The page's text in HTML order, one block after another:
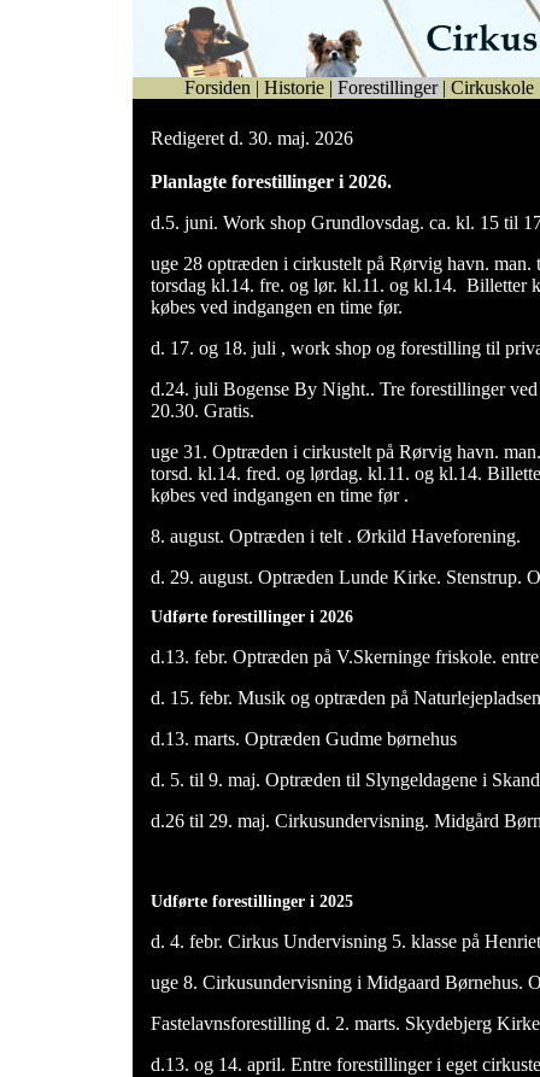
Forsiden | Historie | Forestillinger | Cirkuskole
Redigeret d. 30. maj. 2026
Planlagte forestillinger i 2026.
d.5. juni. Work shop Grundlovsdag. ca. kl. 15 til
uge 28 optræden i cirkustelt på Rørvig havn. man.
torsdag kl.14. fre. og lør. kl.11. og kl.14. Billetter
købes ved indgangen en time før.
d. 17. og 18. juli , work shop og forestilling til
d.24. juli Bogense By Night.. Tre forestillinger
20.30. Gratis.
uge 31. Optræden i cirkustelt på Rørvig havn.
torsd. kl.14. fred. og lørdag. kl.11. og kl.14.
købes ved indgangen en time før .
8. august. Optræden i telt . Ørkild Haveforening.
d. 29. august. Optræden Lunde Kirke. Stenstrup.
Udførte forestillinger i 2026
d.13. febr. Optræden på V.Skerninge friskole.
d. 15. febr. Musik og optræden på
d.13. marts. Optræden Gudme børnehus
d. 5. til 9. maj. Optræden til Slyngeldagene i
d.26 til 29. maj. Cirkusundervisning. Midgård
Udførte forestillinger i 2025
d. 4. febr. Cirkus Undervisning 5. klasse på
uge 8. Cirkusundervisning i Midgaard Børnehus.
Fastelavnsforestilling d. 2. marts. Skydebjerg
d.13. og 14. april. Entre forestillinger i eget